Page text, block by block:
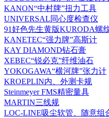
KANON“中村牌”扭力工具
UNIVERSAL同心度检查仪
91好色先生黄版KURODA螺
KANETEC“强力牌”高斯计
KAY DIAMOND钻石膏
XEBEC“锐必克”纤维油石
YOKOGAWA“横河牌”张力计
KROEPLIN内、外测卡规
Steinmeyer FMS精密量具
MARTIN三线规
LOC-LINE吸尘软管、随意组